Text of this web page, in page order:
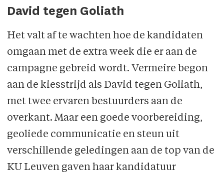
David tegen Goliath
Het valt af te wachten hoe de kandidaten
omgaan met de extra week die er aan de
campagne gebreid wordt. Vermeire begon
aan de kiesstrijd als David tegen Goliath,
met twee ervaren bestuurders aan de
overkant. Maar een goede voorbereiding,
geoliede communicatie en steun uit
verschillende geledingen aan de top van de
KU Leuven gaven haar kandidatuur